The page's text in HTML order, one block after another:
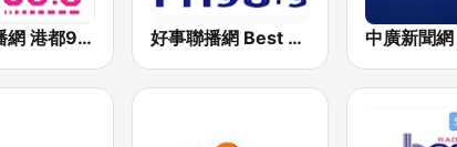
好事聯播網 港都983 Best Radio FM98.3 好事聯播網 Best Radio FM98.9